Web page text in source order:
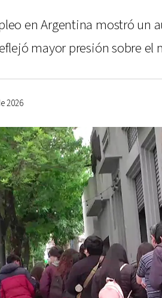
en Argentina mostró un
mayor presión sobre el
2026